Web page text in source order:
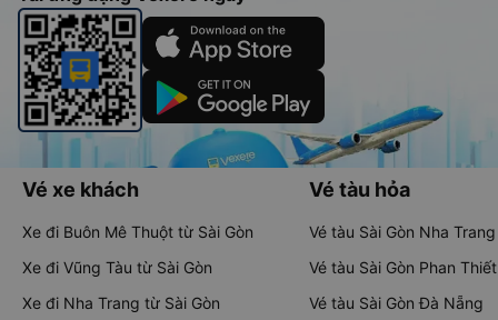
Vé xe khách
Xe đi Buôn Mê Thuột từ Sài Gòn
Xe đi Vũng Tàu từ Sài Gòn
Xe đi Nha Trang từ Sài Gòn
Vé tàu hỏa
Vé tàu Sài Gòn Nha Trang
Vé tàu Sài Gòn Phan Thiết
Vé tàu Sài Gòn Đà Nẵng